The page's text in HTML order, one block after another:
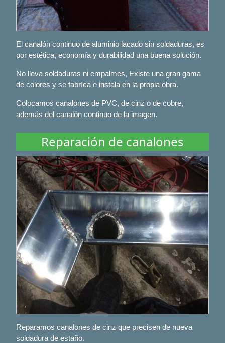
El canalón continuo de aluminio lacado sin soldaduras, es
por estética, economía y durabilidad una buena solución.
No lleva soldaduras ni empalmes, Existe una gran gama
de colores y se fabríca e instala en la propia obra.
Colocamos canalones de PVC, de cinz o de cobre,
además del canalón continuo de la imagen.
Reparación de canalones
Reparamos canalones de cinz que precisen de nueva
soldadura de estaño.